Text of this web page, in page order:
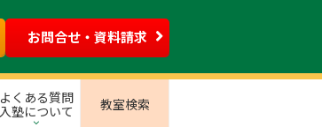
お問合せ・資料請求
よくある質問
入塾について
教室検索